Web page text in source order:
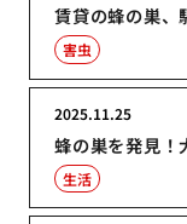
賃貸の蜂の巣、
害虫
蜂の巣を発見！
2025.11.25
生活